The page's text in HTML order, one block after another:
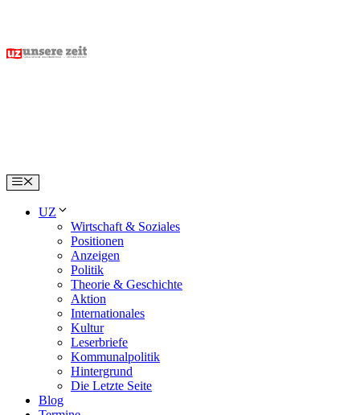
content
Menu
UZ
Wirtschaft & Soziales
Positionen
Anzeigen
Politik
Theorie & Geschichte
Aktion
Internationales
Kultur
Leserbriefe
Kommunalpolitik
Hintergrund
Die Letzte Seite
Blog